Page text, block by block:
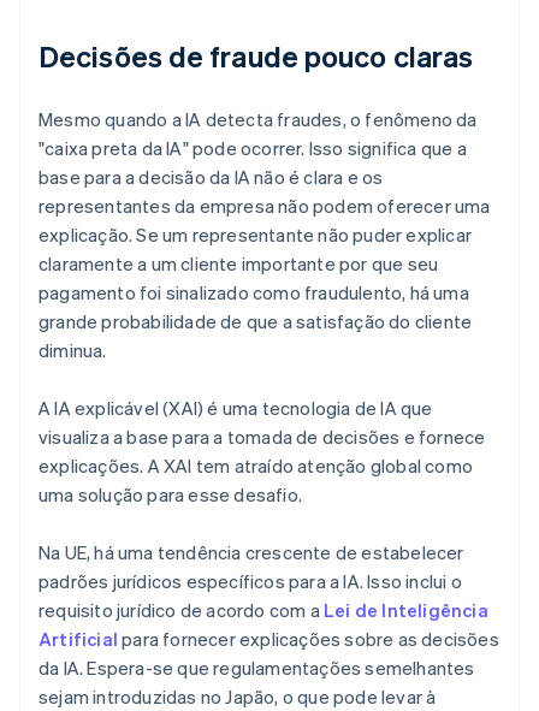
Decisões de fraude pouco claras
Mesmo quando a IA detecta fraudes, o fenômeno da
"caixa preta da IA" pode ocorrer. Isso significa que a
base para a decisão da IA não é clara e os
representantes da empresa não podem oferecer uma
explicação. Se um representante não puder explicar
claramente a um cliente importante por que seu
pagamento foi sinalizado como fraudulento, há uma
grande probabilidade de que a satisfação do cliente
diminua.
A IA explicável (XAI) é uma tecnologia de IA que
visualiza a base para a tomada de decisões e fornece
explicações. A XAI tem atraído atenção global como
uma solução para esse desafio.
Na UE, há uma tendência crescente de estabelecer
padrões jurídicos específicos para a IA. Isso inclui o
requisito jurídico de acordo com a Lei de Inteligência
Artificial para fornecer explicações sobre as decisões
da IA. Espera-se que regulamentações semelhantes
sejam introduzidas no Japão, o que pode levar à